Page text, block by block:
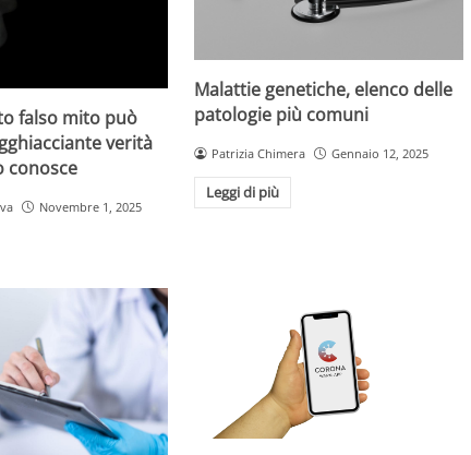
falso mito può
verità
conosce
Novembre 1, 2025
Malattie genetiche, elenco delle
patologie più comuni
Patrizia Chimera Gennaio 12, 2025
Leggi di più